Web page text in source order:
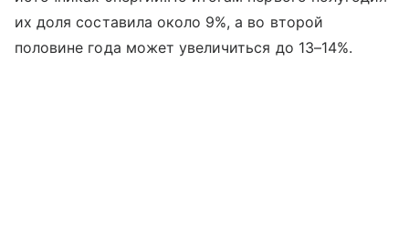
их доля составила около 9%, а во второй
половине года может увеличиться до 13–14%.